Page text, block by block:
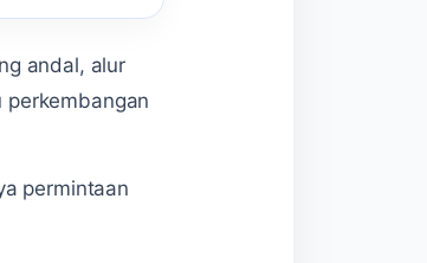
andal, alur
perkembangan
permintaan